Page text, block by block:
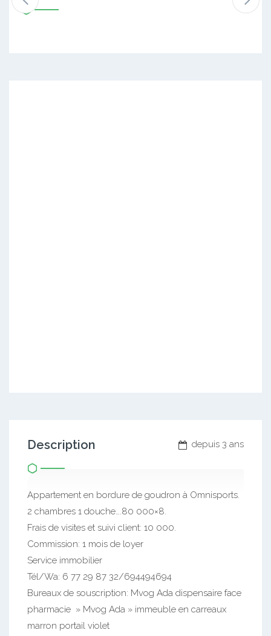
depuis 3 ans
Description
Appartement en bordure de goudron à Omnisports.
2 chambres 1 douche….80 000×8.
Frais de visites et suivi client: 10 000.
Commission: 1 mois de loyer
Service immobilier
Tél/Wa: 6 77 29 87 32/694494694
Bureaux de souscription: Mvog Ada dispensaire face
pharmacie » Mvog Ada » immeuble en carreaux
marron portail violet